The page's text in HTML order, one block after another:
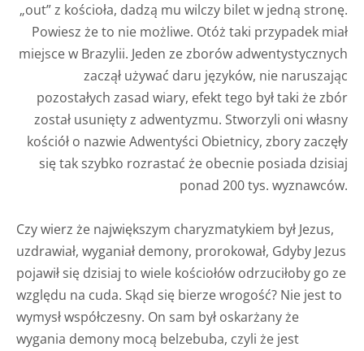
„out” z kościoła, dadzą mu wilczy bilet w jedną stronę.
Powiesz że to nie możliwe. Otóż taki przypadek miał
miejsce w Brazylii. Jeden ze zborów adwentystycznych
zaczął używać daru języków, nie naruszając
pozostałych zasad wiary, efekt tego był taki że zbór
został usunięty z adwentyzmu. Stworzyli oni własny
kościół o nazwie Adwentyści Obietnicy, zbory zaczęły
się tak szybko rozrastać że obecnie posiada dzisiaj
ponad 200 tys. wyznawców.
Czy wierz że największym charyzmatykiem był Jezus,
uzdrawiał, wyganiał demony, prorokował, Gdyby Jezus
pojawił się dzisiaj to wiele kościołów odrzuciłoby go ze
względu na cuda. Skąd się bierze wrogość? Nie jest to
wymysł współczesny. On sam był oskarżany że
wygania demony mocą belzebuba, czyli że jest